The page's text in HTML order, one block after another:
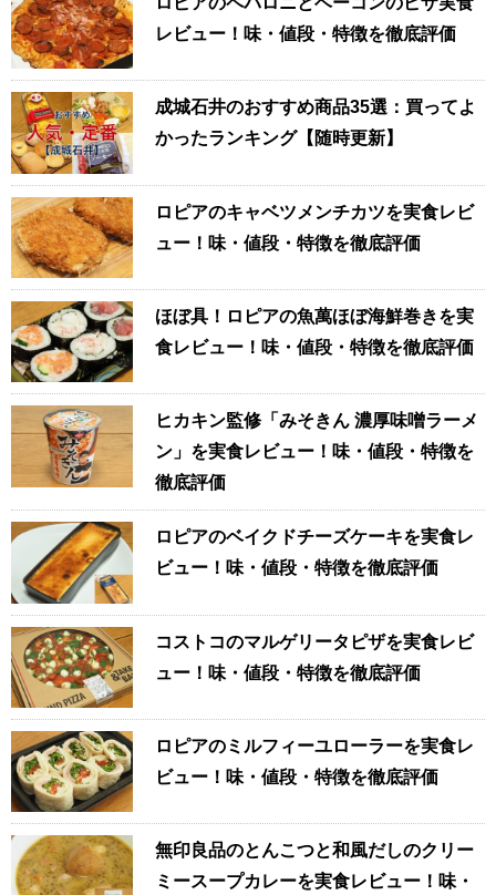
レビュー！味・値段・特徴を徹底評価
成城石井のおすすめ商品35選：買ってよ
かったランキング【随時更新】
ロピアのキャベツメンチカツを実食レビ
ュー！味・値段・特徴を徹底評価
ほぼ具！ロピアの魚萬ほぼ海鮮巻きを実
食レビュー！味・値段・特徴を徹底評価
ヒカキン監修「みそきん 濃厚味噌ラーメ
ン」を実食レビュー！味・値段・特徴を
徹底評価
ロピアのベイクドチーズケーキを実食レ
ビュー！味・値段・特徴を徹底評価
コストコのマルゲリータピザを実食レビ
ュー！味・値段・特徴を徹底評価
ロピアのミルフィーユローラーを実食レ
ビュー！味・値段・特徴を徹底評価
無印良品のとんこつと和風だしのクリー
ミースープカレーを実食レビュー！味・